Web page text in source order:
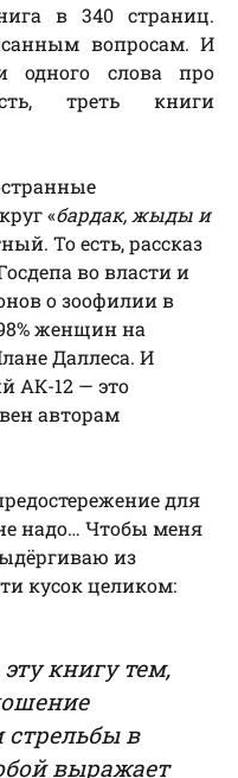
в 340 страниц.
вопросам. И
одного слова про
треть книги
«бардак, жыды и
То есть, рассказ
во власти и
о зоофилии в
женщин на
Даллеса. И
АК-12 — это
авторам
для
надо… Чтобы меня
из
кусок целиком:
книгу тем,
стрельбы в
выражает